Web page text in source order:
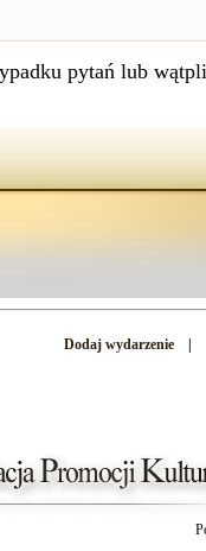
pytań lub
Dodaj wydarzenie